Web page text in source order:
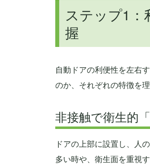
ステップ1：
握
自動ドアの利便性を左右
のか、それぞれの特徴を
非接触で衛生的
ドアの上部に設置し、人
多い時や、衛生面を重視